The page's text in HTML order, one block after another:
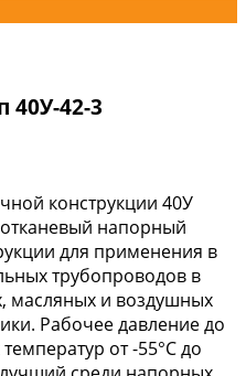
42-3
конструкции 40У
напорный
для применения в
трубопроводов в
масляных и воздушных
Рабочее давление до
от -55°С до